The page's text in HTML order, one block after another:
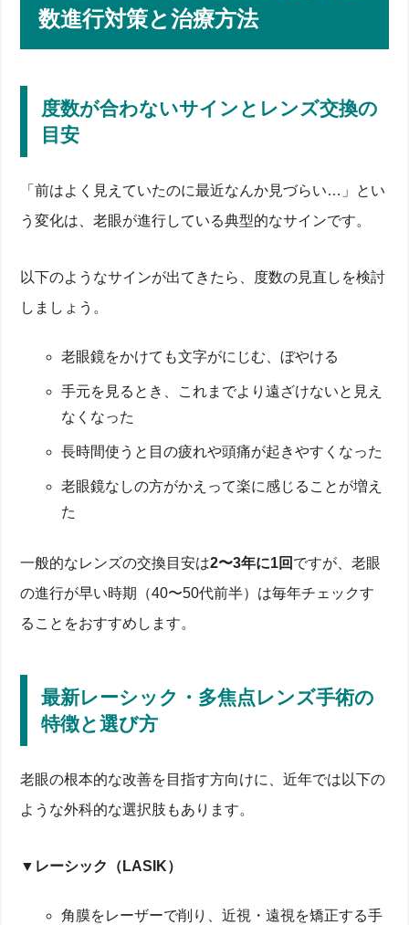
数進行対策と治療方法
度数が合わないサインとレンズ交換の
目安
「前はよく見えていたのに最近なんか見づらい…」とい
う変化は、老眼が進行している典型的なサインです。
以下のようなサインが出てきたら、度数の見直しを検討
しましょう。
老眼鏡をかけても文字がにじむ、ぼやける
手元を見るとき、これまでより遠ざけないと見え
なくなった
長時間使うと目の疲れや頭痛が起きやすくなった
老眼鏡なしの方がかえって楽に感じることが増え
た
一般的なレンズの交換目安は2〜3年に1回 ですが、老眼
の進行が早い時期（40〜50代前半）は毎年チェックす
ることをおすすめします。
最新レーシック・多焦点レンズ手術の
特徴と選び方
老眼の根本的な改善を目指す方向けに、近年では以下の
ような外科的な選択肢もあります。
▼レーシック（LASIK）
角膜をレーザーで削り、近視・遠視を矯正する手